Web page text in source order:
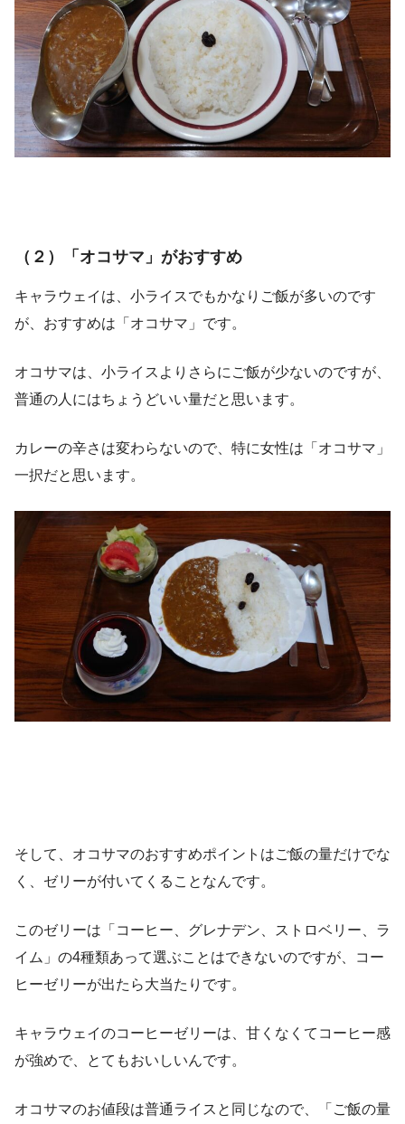
（２）「オコサマ」がおすすめ
キャラウェイは、小ライスでもかなりご飯が多いのです
が、おすすめは「オコサマ」です。
オコサマは、小ライスよりさらにご飯が少ないのですが、
普通の人にはちょうどいい量だと思います。
カレーの辛さは変わらないので、特に女性は「オコサマ」
一択だと思います。
そして、オコサマのおすすめポイントはご飯の量だけでな
く、ゼリーが付いてくることなんです。
このゼリーは「コーヒー、グレナデン、ストロベリー、ラ
イム」の4種類あって選ぶことはできないのですが、コー
ヒーゼリーが出たら大当たりです。
キャラウェイのコーヒーゼリーは、甘くなくてコーヒー感
が強めで、とてもおいしいんです。
オコサマのお値段は普通ライスと同じなので、「ご飯の量